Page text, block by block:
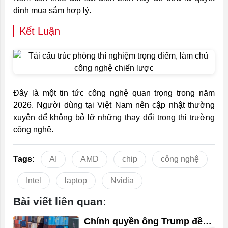
định mua sắm hợp lý.
Kết Luận
Đây là một tin tức công nghệ quan trọng trong năm
2026. Người dùng tại Việt Nam nên cập nhật thường
xuyên để không bỏ lỡ những thay đổi trong thị trường
công nghệ.
Tags: AI AMD chip công nghệ
Intel laptop Nvidia
Bài viết liên quan:
Chính quyền ông Trump đề